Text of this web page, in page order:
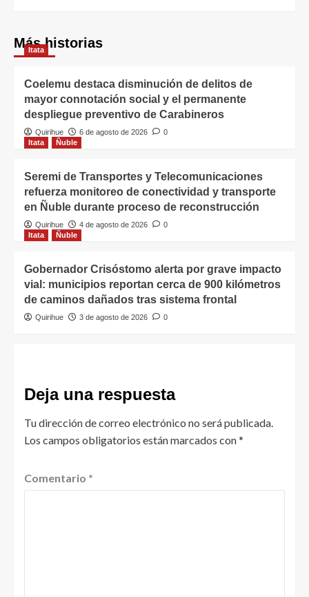
Más historias
Itata
Coelemu destaca disminución de delitos de
mayor connotación social y el permanente
despliegue preventivo de Carabineros
Quirihue 6 de agosto de 2026
0
Itata
Ñuble
Seremi de Transportes y Telecomunicaciones
refuerza monitoreo de conectividad y transporte
en Ñuble durante proceso de reconstrucción
Quirihue 4 de agosto de 2026
0
Itata
Ñuble
Gobernador Crisóstomo alerta por grave impacto
vial: municipios reportan cerca de 900 kilómetros
de caminos dañados tras sistema frontal
Quirihue 3 de agosto de 2026 0
Deja una respuesta
Tu dirección de correo electrónico no será publicada.
Los campos obligatorios están marcados con*
Comentario *